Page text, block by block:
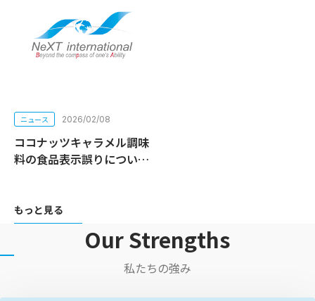
ニュース 2026/02/08
ココナッツキャラメル調味
料の食品表示誤りについて
もっと見る
Our Strengths
私たちの強み